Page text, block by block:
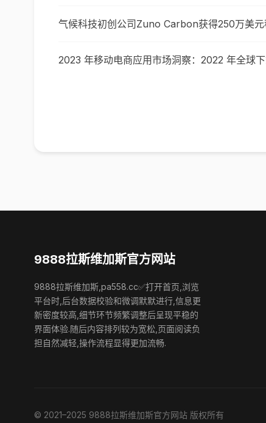
气候科技初创公司Zuno Carbon获得250万美元
2023 年移动电商应用市场洞察：2022 年全球
9888拉斯维加斯官方网站
9888拉斯维加斯,pa558.cc✅打开首页,浏览
平台时,后台数据校验和微调默默进行,信息更
新密度较高,细节环节频繁调整后呈现平稳的
界面体验.随后内容排列较为宽松,页面阅读负
担自然减轻,操作流程显得更加流畅.
© 2021–2025 9888拉斯维加斯官方网站 版权所有